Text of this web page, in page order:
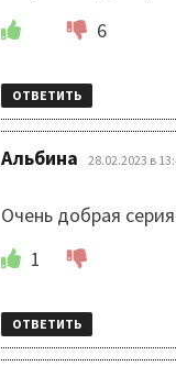
6
ОТВЕТИТЬ
Альбина 28.02.2023 в
Очень добрая серия
1
ОТВЕТИТЬ